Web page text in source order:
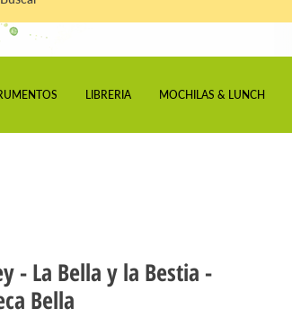
LIBRERIA MOCHILAS & LUNCH
- La Bella y la Bestia -
Bella